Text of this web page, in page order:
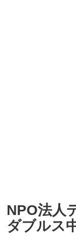
NPO法人
ダブルス